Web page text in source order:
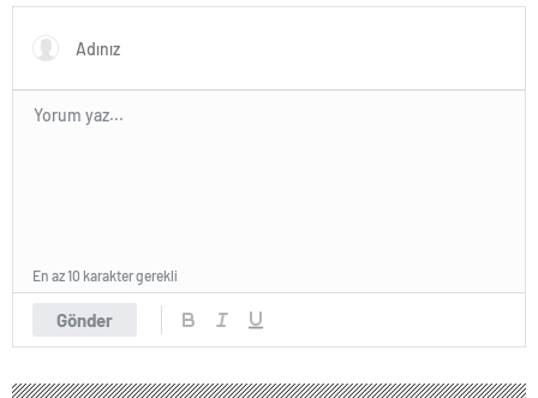
propagandasını
yasaklayacağız’
Gönder
En az 10 karakter gerekli